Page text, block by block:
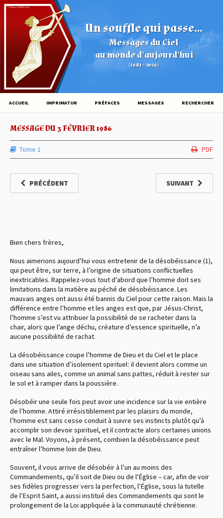
Un souffle qui passe...
Messages du Ciel
au monde d'aujourd'hui
(1981 – 2026)
© Éditions HOVINE (2026)
ACCUEIL IMPRIMATUR PRÉFACES MESSAGES RECHERCHER
MESSAGE DU 3 FÉVRIER 1986
Tome 1 PDF
PRÉCÉDENT SUIVANT
Bien chers frères,
Nous aimerions aujourd’hui vous entretenir de la désobéissance (1),
qui peut être, sur terre, à l’origine de situations conflictuelles
inextricables. Rappelez-vous tout d’abord que l’homme doit ses
limitations dans la matière au péché de désobéissance. Les
mauvais anges ont aussi été bannis du Ciel pour cette raison. Mais la
différence entre l’homme et les anges est que, par Jésus-Christ,
l’homme s’est vu attribuer la possibilité de se racheter dans la
chair, alors que l’ange déchu, créature d’essence spirituelle, n’a
aucune possibilité de rachat.
La désobéissance coupe l’homme de Dieu et du Ciel et le place
dans une situation d’isolement spirituel : il devient alors comme un
oiseau sans ailes, comme un animal sans pattes, réduit à rester sur
le sol et à ramper dans la poussière.
Désobéir une seule fois peut avoir une incidence sur la vie entière
de l’homme. Attiré irrésistiblement par les plaisirs du monde,
l’homme est sans cesse conduit à suivre ses instincts plutôt qu’à
accomplir son devoir spirituel, et il contracte alors certaines unions
avec le Mal. Voyons, à présent, combien la désobéissance peut
entraîner l’homme loin de Dieu.
Souvent, il vous arrive de désobéir à l’un au moins des
Commandements, qu’il soit de Dieu ou de l’Église – car, afin de voir
ses fidèles progresser vers la perfection, l’Église, sous la tutelle
de l’Esprit Saint, a aussi institué des Commandements qui sont le
prolongement de la Loi appliquée à la communauté chrétienne.